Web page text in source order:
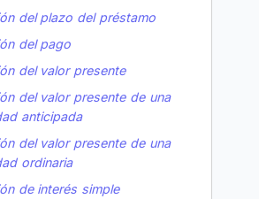
del plazo del préstamo
del pago
del valor presente
del valor presente de una
anticipada
del valor presente de una
ordinaria
de interés simple